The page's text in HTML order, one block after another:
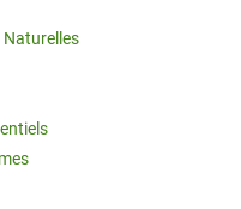
Naturelles